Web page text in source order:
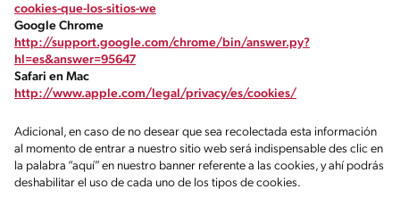
cookies-que-los-sitios-we
Google Chrome
http://support.google.com/chrome/bin/answer.py?
hl=es&answer=95647
Safari en Mac
http://www.apple.com/legal/privacy/es/cookies/
Adicional, en caso de no desear que sea recolectada esta información
al momento de entrar a nuestro sitio web será indispensable des clic en
la palabra “aquí” en nuestro banner referente a las cookies, y ahí podrás
deshabilitar el uso de cada uno de los tipos de cookies.